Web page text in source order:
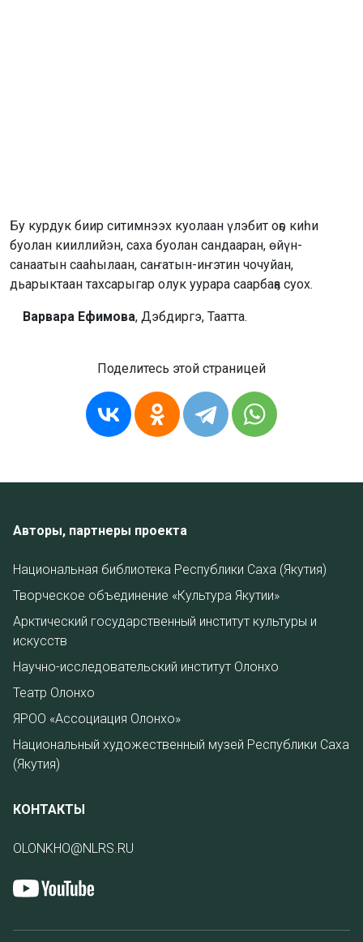
Бу курдук биир ситимнээх куолаан үлэбит оҕо киһи
буолан кииллийэн, саха буолан сандааран, өйүн-
санаатын сааһылаан, саҥатын-иҥэтин чочуйан,
дьарыктаан тахсарыгар олук уурара саарбаҕа суох.
Варвара Ефимова, Дэбдиргэ, Таатта.
Поделитесь этой страницей
Авторы, партнеры проекта
Национальная библиотека Республики Саха (Якутия)
Творческое объединение «Культура Якутии»
Арктический государственный институт культуры и
искусств
Научно-исследовательский институт Олонхо
Театр Олонхо
ЯРОО «Ассоциация Олонхо»
Национальный художественный музей Республики Саха
(Якутия)
КОНТАКТЫ
OLONKHO@NLRS.RU